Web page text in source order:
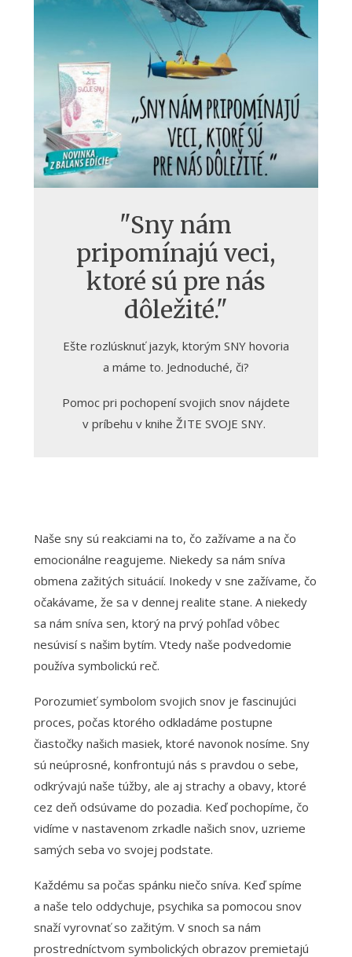
"Sny nám
pripomínajú veci,
ktoré sú pre nás
dôležité."
Ešte rozlúsknuť jazyk, ktorým SNY hovoria
a máme to. Jednoduché, či?
Pomoc pri pochopení svojich snov nájdete
v príbehu v knihe ŽITE SVOJE SNY.
Naše sny sú reakciami na to, čo zažívame a na čo
emocionálne reagujeme. Niekedy sa nám sníva
obmena zažitých situácií. Inokedy v sne zažívame, čo
očakávame, že sa v dennej realite stane. A niekedy
sa nám sníva sen, ktorý na prvý pohľad vôbec
nesúvisí s našim bytím. Vtedy naše podvedomie
používa symbolickú reč.
Porozumieť symbolom svojich snov je fascinujúci
proces, počas ktorého odkladáme postupne
čiastočky našich masiek, ktoré navonok nosíme. Sny
sú neúprosné, konfrontujú nás s pravdou o sebe,
odkrývajú naše túžby, ale aj strachy a obavy, ktoré
cez deň odsúvame do pozadia. Keď pochopíme, čo
vidíme v nastavenom zrkadle našich snov, uzrieme
samých seba vo svojej podstate.
Každému sa počas spánku niečo sníva. Keď spíme
a naše telo oddychuje, psychika sa pomocou snov
snaží vyrovnať so zažitým. V snoch sa nám
prostredníctvom symbolických obrazov premietajú